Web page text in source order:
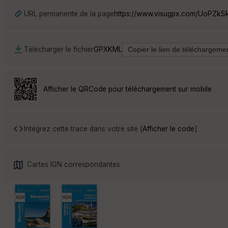
URL permanente de la pagehttps://www.visugpx.com/
Télécharger le fichierGPXKML
Afficher le QRCode pour téléchargement sur mobile
Intégrez cette trace dans votre site [Afficher le code]
Cartes IGN correspondantes